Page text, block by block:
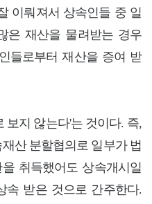
이뤄져서 상속인들 중 일
은 재산을 물려받는 경우
들로부터 재산을 증여 받
보지 않는다'는 것이다. 즉,
산 분할협의로 일부가 법
취득했어도 상속개시일
속 받은 것으로 간주한다.